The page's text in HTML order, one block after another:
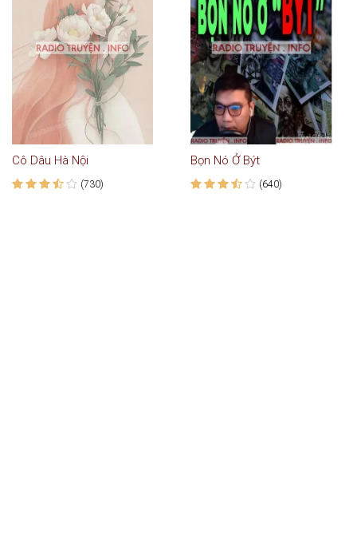
Cô Dâu Hà Nội
(730)
Bọn Nó Ở Být
(640)